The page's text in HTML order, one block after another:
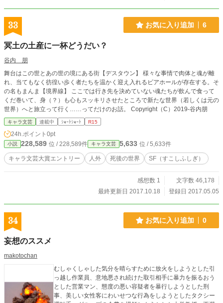
33 お気に入り追加 6
冥土の土産に一杯どうだい？
谷内 朋
舞台はこの世とあの世の境にある街【デスタウン】 様々な事情で肉体と魂が離
れ、当てもなく彷徨い歩く者たちを温かく迎え入れるビアホールが存在する。そ
の名もまんま【境界線】 ここでは行き先を決めていない魂たちが飲んで食って
くだ巻いて、身（？）も心もスッキリさせたところで新たな世界（若しくは元の
世界）へと旅立って行く……ってだけのお話。 Copyright（C）2019-谷内朋
キャラ文芸 連載中 ｼｮｰﾄｼｮｰﾄ R15
24h.ポイント 0pt
小説 228,589 位 / 228,589件 キャラ文芸 5,633 位 / 5,633件
キャラ文芸大賞エントリー 人外 死後の世界 SF（すこしふしぎ）
感想数 1
文字数 46,178
最終更新日 2017.10.18
登録日 2017.05.05
34 お気に入り追加 0
妄想のススメ
makotochan
むしゃくしゃした気分を晴らすために放火をしようとした引
っ越し作業員、意地悪され続けた取引相手に暴力を振るおう
とした営業マン、態度の悪い容疑者を暴行しようとした刑
事、美しい女性客にわいせつな行為をしようとしたタクシー